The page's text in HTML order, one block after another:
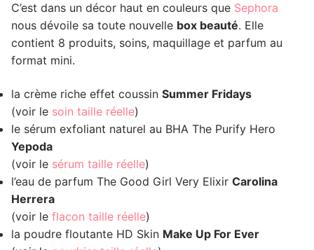
C’est dans un décor haut en couleurs que Sephora
nous dévoile sa toute nouvelle box beauté. Elle
contient 8 produits, soins, maquillage et parfum au
format mini.
la crème riche effet coussin Summer Fridays
(voir le soin taille réelle)
le sérum exfoliant naturel au BHA The Purify Hero
Yepoda
(voir le sérum taille réelle)
l’eau de parfum The Good Girl Very Elixir Carolina
Herrera
(voir le flacon taille réelle)
la poudre floutante HD Skin Make Up For Ever